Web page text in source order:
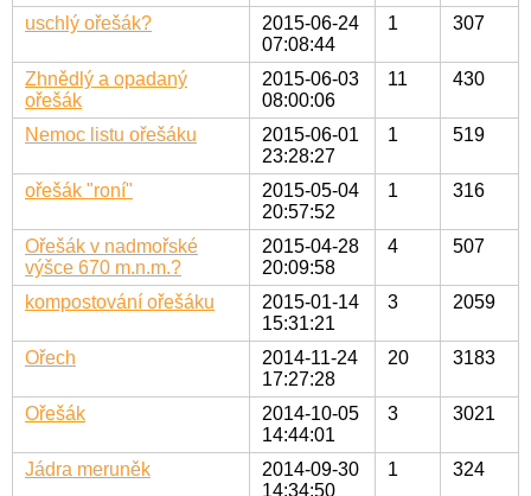
uschlý ořešák?
2015-06-24
07:08:44
1 307
Zhnědlý a opadaný
ořešák
2015-06-03
08:00:06
11 430
Nemoc listu ořešáku
2015-06-01
23:28:27
1 519
ořešák "roní"
2015-05-04
20:57:52
1 316
Ořešák v nadmořské
výšce 670 m.n.m.?
2015-04-28
20:09:58
4 507
kompostování ořešáku
2015-01-14
15:31:21
3 2059
Ořech
2014-11-24
17:27:28
20 3183
Ořešák
2014-10-05
14:44:01
3 3021
Jádra meruněk
2014-09-30
14:34:50
1 324